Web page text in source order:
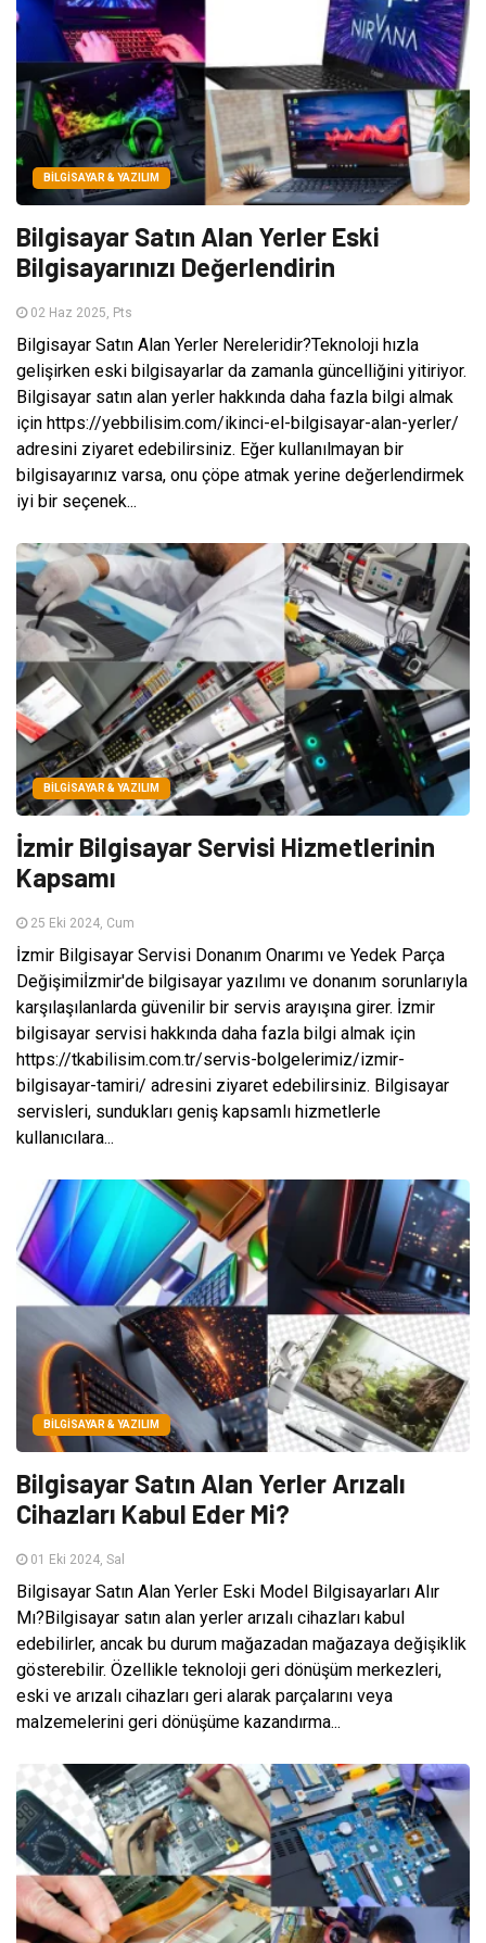
BILGISAYAR & YAZILIM
Bilgisayar Satın Alan Yerler Eski
Bilgisayarınızı Değerlendirin
02 Haz 2025, Pts
Bilgisayar Satın Alan Yerler Nereleridir?Teknoloji hızla
gelişirken eski bilgisayarlar da zamanla güncelliğini yitiriyor.
Bilgisayar satın alan yerler hakkında daha fazla bilgi almak
için https://yebbilisim.com/ikinci-el-bilgisayar-alan-yerler/
adresini ziyaret edebilirsiniz. Eğer kullanılmayan bir
bilgisayarınız varsa, onu çöpe atmak yerine değerlendirmek
iyi bir seçenek...
BILGISAYAR & YAZILIM
İzmir Bilgisayar Servisi Hizmetlerinin
Kapsamı
25 Eki 2024, Cum
İzmir Bilgisayar Servisi Donanım Onarımı ve Yedek Parça
Değişimiİzmir'de bilgisayar yazılımı ve donanım sorunlarıyla
karşılaşılanlarda güvenilir bir servis arayışına girer. İzmir
bilgisayar servisi hakkında daha fazla bilgi almak için
https://tkabilisim.com.tr/servis-bolgelerimiz/izmir-
bilgisayar-tamiri/ adresini ziyaret edebilirsiniz. Bilgisayar
servisleri, sundukları geniş kapsamlı hizmetlerle
kullanıcılara...
BILGISAYAR & YAZILIM
Bilgisayar Satın Alan Yerler Arızalı
Cihazları Kabul Eder Mi?
01 Eki 2024, Sal
Bilgisayar Satın Alan Yerler Eski Model Bilgisayarları Alır
Mı?Bilgisayar satın alan yerler arızalı cihazları kabul
edebilirler, ancak bu durum mağazadan mağazaya değişiklik
gösterebilir. Özellikle teknoloji geri dönüşüm merkezleri,
eski ve arızalı cihazları geri alarak parçalarını veya
malzemelerini geri dönüşüme kazandırma...